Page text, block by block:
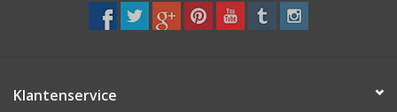
Klantenservice